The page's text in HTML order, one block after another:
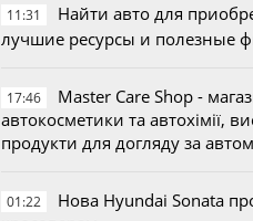
11:31
Найти авто для
лучшие ресурсы и полезные
17:46
Master Care Shop -
автокосметики та автохімії,
продукти для догляду за
01:22
Нова Hyundai Sonata